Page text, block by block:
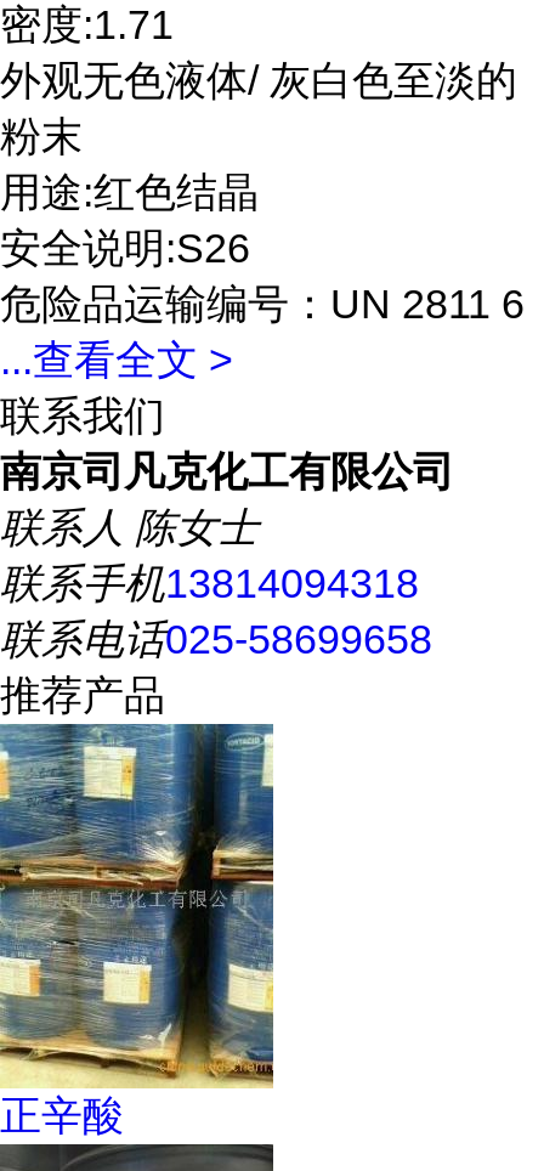
密度:1.71
外观无色液体/ 灰白色至淡的
粉末
用途:红色结晶
安全说明:S26
危险品运输编号：UN 2811 6
...查看全文 >
联系我们
南京司凡克化工有限公司
联系人 陈女士
联系手机13814094318
联系电话025-58699658
推荐产品
正辛酸